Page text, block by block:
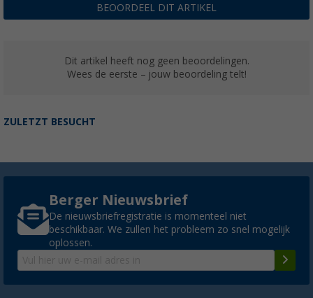
BEOORDEEL DIT ARTIKEL
Dit artikel heeft nog geen beoordelingen.
Wees de eerste – jouw beoordeling telt!
ZULETZT BESUCHT
Berger Nieuwsbrief
De nieuwsbriefregistratie is momenteel niet
beschikbaar. We zullen het probleem zo snel mogelijk
oplossen.